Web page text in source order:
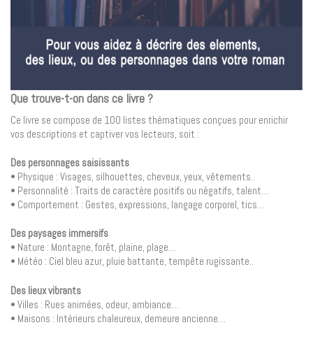
Que trouve-t-on dans ce livre ?
Ce livre se compose de 100 listes thématiques conçues pour enrichir
vos descriptions et captiver vos lecteurs, soit :
Des personnages saisissants
• Physique : Visages, silhouettes, cheveux, yeux, vêtements..
• Personnalité : Traits de caractère positifs ou négatifs, talent…
• Comportement : Gestes, expressions, langage corporel, tics…
Des paysages immersifs
• Nature : Montagne, forêt, plaine, plage…
• Météo : Ciel bleu azur, pluie battante, tempête rugissante..
Des lieux vibrants
• Villes : Rues animées, odeur, ambiance…
• Maisons : Intérieurs chaleureux, demeure ancienne…